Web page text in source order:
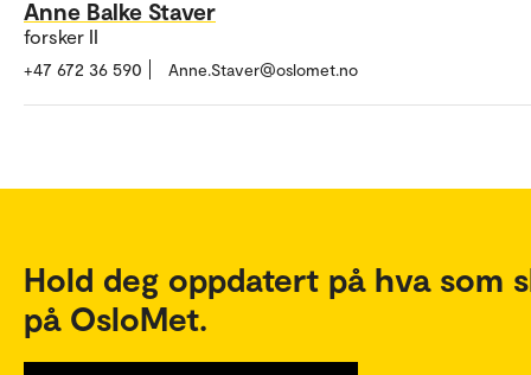
Anne Balke Staver
forsker II
+47 672 36 590 Anne.Staver@oslomet.no
Hold deg oppdatert på hva som
på OsloMet.